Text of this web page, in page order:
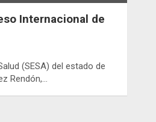
Internacional de
(SESA) del estado de
Rendón,…